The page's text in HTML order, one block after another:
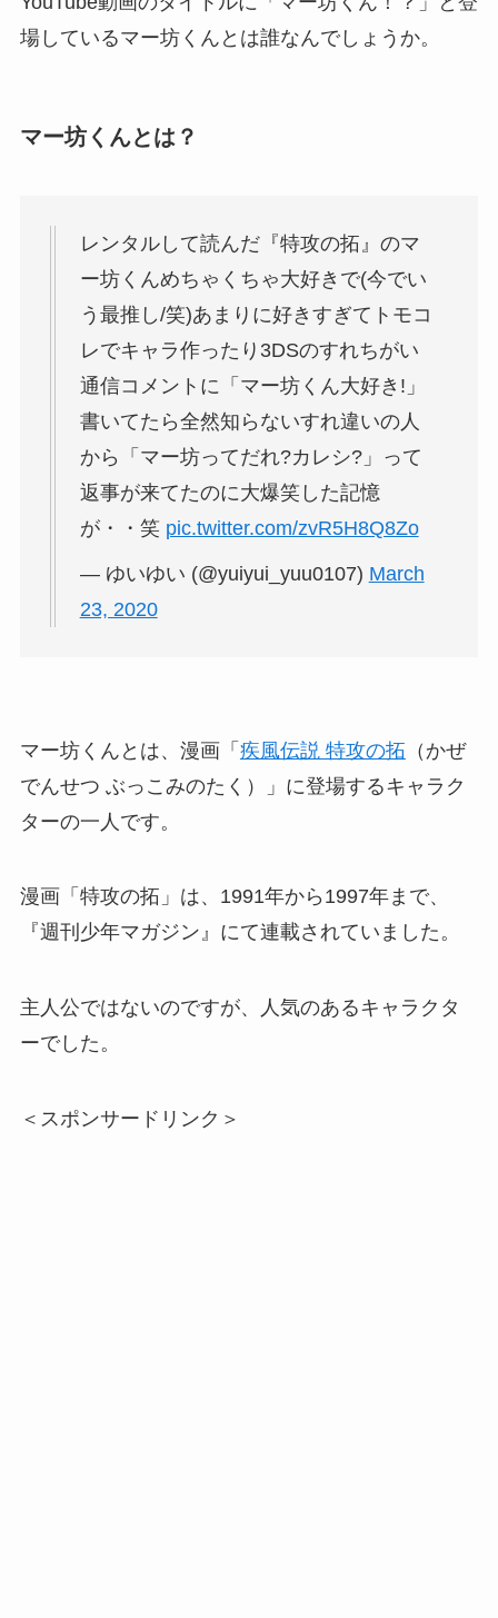
場しているマー坊くんとは誰なんでしょうか。
マー坊くんとは？
レンタルして読んだ『特攻の拓』のマ
ー坊くんめちゃくちゃ大好きで(今でい
う最推し/笑)あまりに好きすぎてトモコ
レでキャラ作ったり3DSのすれちがい
通信コメントに「マー坊くん大好き!」
書いてたら全然知らないすれ違いの人
から「マー坊ってだれ?カレシ?」って
返事が来てたのに大爆笑した記憶
が・・笑 pic.twitter.com/zvR5H8Q8Zo
— ゆいゆい (@yuiyui_yuu0107) March
23, 2020
マー坊くんとは、漫画「 疾風伝説 特攻の拓 （かぜ
でんせつ ぶっこみのたく）」に登場するキャラク
ターの一人です。
漫画「特攻の拓」は、1991年から1997年まで、
『週刊少年マガジン』にて連載されていました。
主人公ではないのですが、人気のあるキャラクタ
ーでした。
＜スポンサードリンク＞